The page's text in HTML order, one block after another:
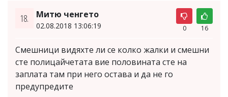
18. Митю ченгето
02.08.2018 13:06:19 0 16
Смешници видяхте ли се колко жалки и смешни
сте полицайчетата вие половината сте на
заплата там при него остава и да не го
предупредите